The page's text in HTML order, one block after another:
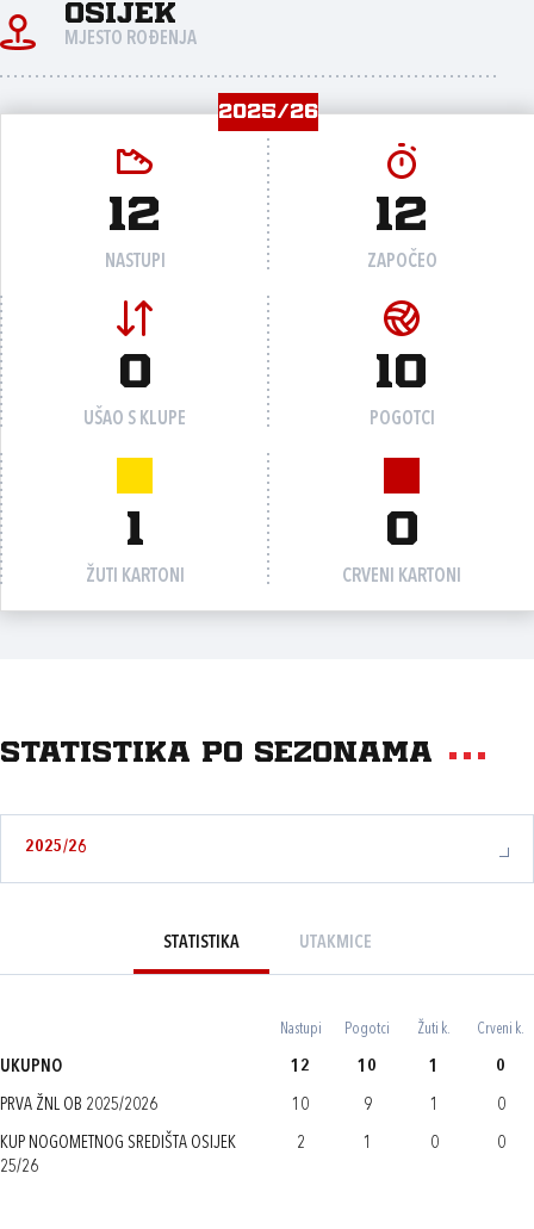
Osijek
MJESTO ROĐENJA
2025/26
12
NASTUPI
12
ZAPOČEO
0
UŠAO S KLUPE
10
POGOTCI
1
ŽUTI KARTONI
0
CRVENI KARTONI
Statistika po sezonama
2025/26
STATISTIKA UTAKMICE
Nastupi Pogotci Žuti k. Crveni k.
UKUPNO 12 10 1 0
PRVA ŽNL OB 2025/2026 10 9 1 0
KUP NOGOMETNOG SREDIŠTA OSIJEK
25/26
2 1 0 0